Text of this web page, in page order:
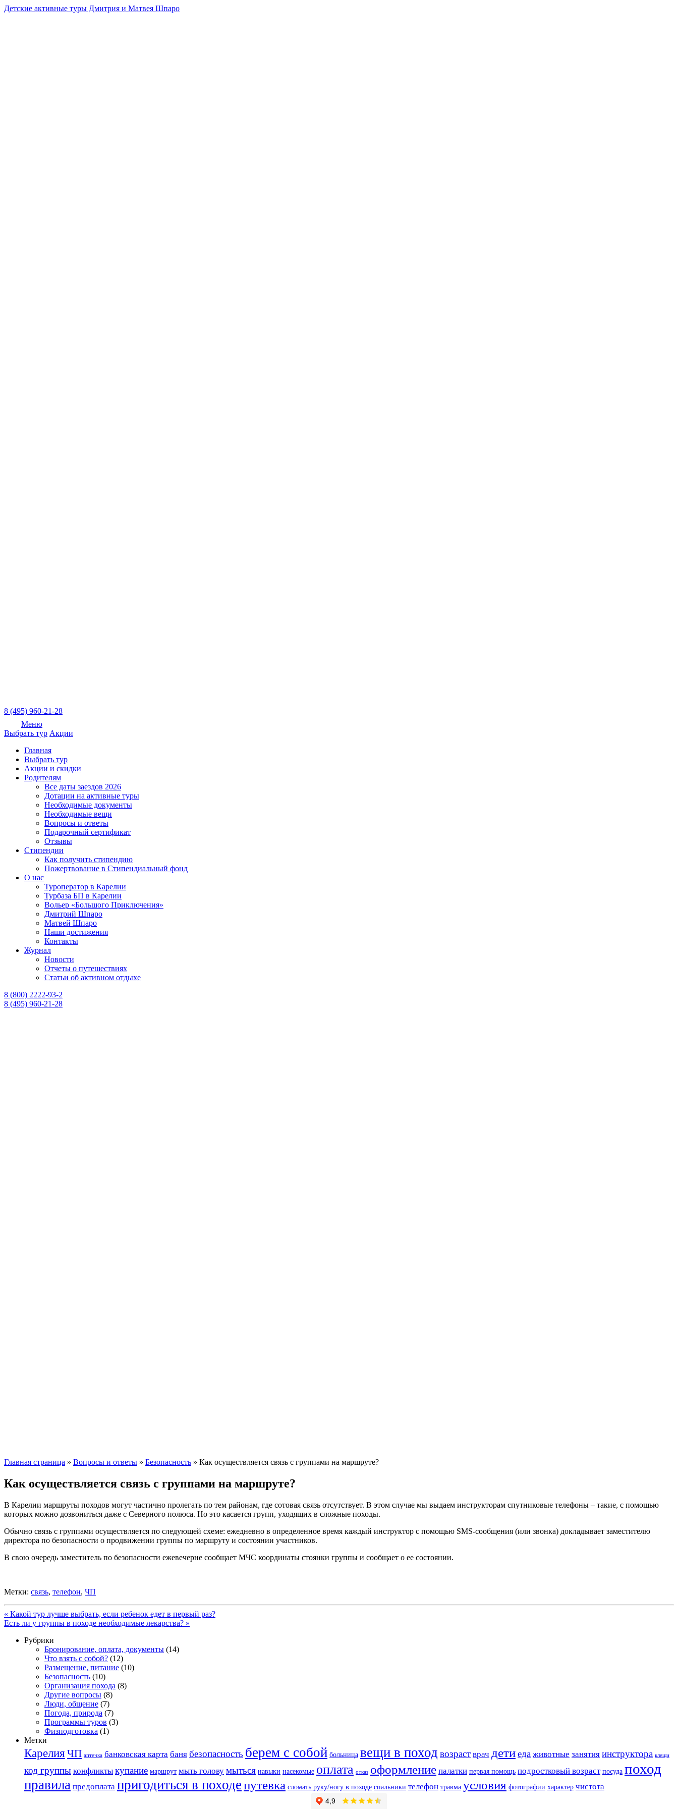
Детские активные туры Дмитрия и Матвея Шпаро
8 (495) 960-21-28
Меню
Выбрать тур Акции
Главная
Выбрать тур
Акции и скидки
Родителям
Все даты заездов 2026
Дотации на активные туры
Необходимые документы
Необходимые вещи
Вопросы и ответы
Подарочный сертификат
Отзывы
Стипендии
Как получить стипендию
Пожертвование в Стипендиальный фонд
О нас
Туроператор в Карелии
Турбаза БП в Карелии
Вольер «Большого Приключения»
Дмитрий Шпаро
Матвей Шпаро
Наши достижения
Контакты
Журнал
Новости
Отчеты о путешествиях
Статьи об активном отдыхе
8 (800) 2222-93-2
8 (495) 960-21-28
Главная страница » Вопросы и ответы » Безопасность » Как осуществляется связь с группами на маршруте?
Как осуществляется связь с группами на маршруте?
В Карелии маршруты походов могут частично пролегать по тем районам, где сотовая связь отсутствует. В этом случае мы выдаем инструкторам спутниковые телефоны – такие, с помощью
которых можно дозвониться даже с Северного полюса. Но это касается групп, уходящих в сложные походы.
Обычно связь с группами осуществляется по следующей схеме: ежедневно в определенное время каждый инструктор с помощью SMS-сообщения (или звонка) докладывает заместителю
директора по безопасности о продвижении группы по маршруту и состоянии участников.
В свою очередь заместитель по безопасности ежевечерне сообщает МЧС координаты стоянки группы и сообщает о ее состоянии.
Метки: связь, телефон, ЧП
« Какой тур лучше выбрать, если ребенок едет в первый раз?
Есть ли у группы в походе необходимые лекарства? »
Рубрики
Бронирование, оплата, документы (14)
Что взять с собой? (12)
Размещение, питание (10)
Безопасность (10)
Организация похода (8)
Другие вопросы (8)
Люди, общение (7)
Погода, природа (7)
Программы туров (3)
Физподготовка (1)
Метки
Карелия ЧП аптечка банковская карта баня безопасность берем с собой больница вещи в поход возраст врач детиеда животные занятия инструктора клещи
код группы конфликты купание маршрут мыть голову мыться навыки насекомые оплата отказ оформление палатки первая помощь подростковый возраст посуда поход
правила предоплата пригодиться в походепутевка сломать руку/ногу в походе спальники телефон травма условия фотографии характер чистота